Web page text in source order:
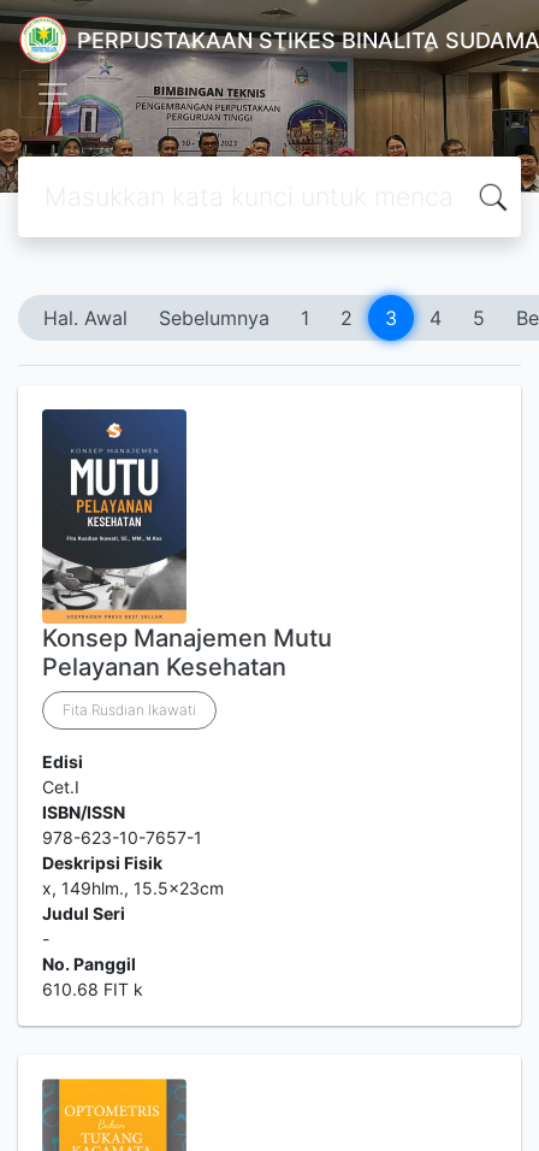
PERPUSTAKAAN STIKES BINALITA
Hal. Awal Sebelumnya 1 2 3 4 5
Konsep Manajemen Mutu
Pelayanan Kesehatan
Fita Rusdian Ikawati
Edisi
Cet.I
ISBN/ISSN
978-623-10-7657-1
Deskripsi Fisik
x, 149hlm., 15.5x23cm
Judul Seri
-
No. Panggil
610.68 FIT k